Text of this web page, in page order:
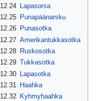
12.24 Lapasorsa
12.25
Punapäänarsku
12.26
Punasotka
12.27 Amerikantukkasotka
12.28
Ruskosotka
12.29 Tukkasotka
12.30 Lapasotka
12.31
Haahka
12.32
Kyhmyhaahka